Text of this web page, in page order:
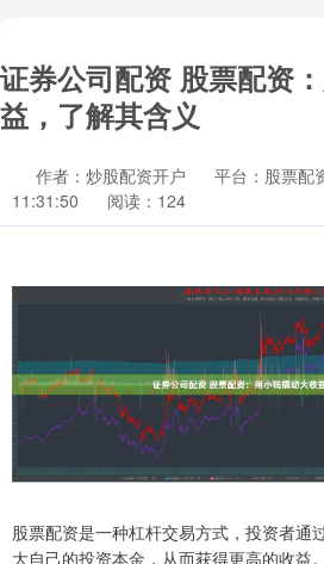
证券公司配资 股票配资
益，了解其含义
作者：炒股配资开户 平台：股票配
11:31:50
阅读：124
股票配资是一种杠杆交易方式，投资者通
大自己的投资本金，从而获得更高的收益。